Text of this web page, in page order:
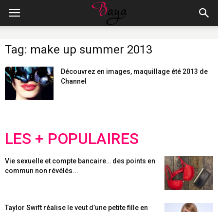
Tag: make up summer 2013
Découvrez en images, maquillage été 2013 de
Channel
LES + POPULAIRES
Vie sexuelle et compte bancaire… des points en
commun non révélés...
Taylor Swift réalise le veut d’une petite fille en